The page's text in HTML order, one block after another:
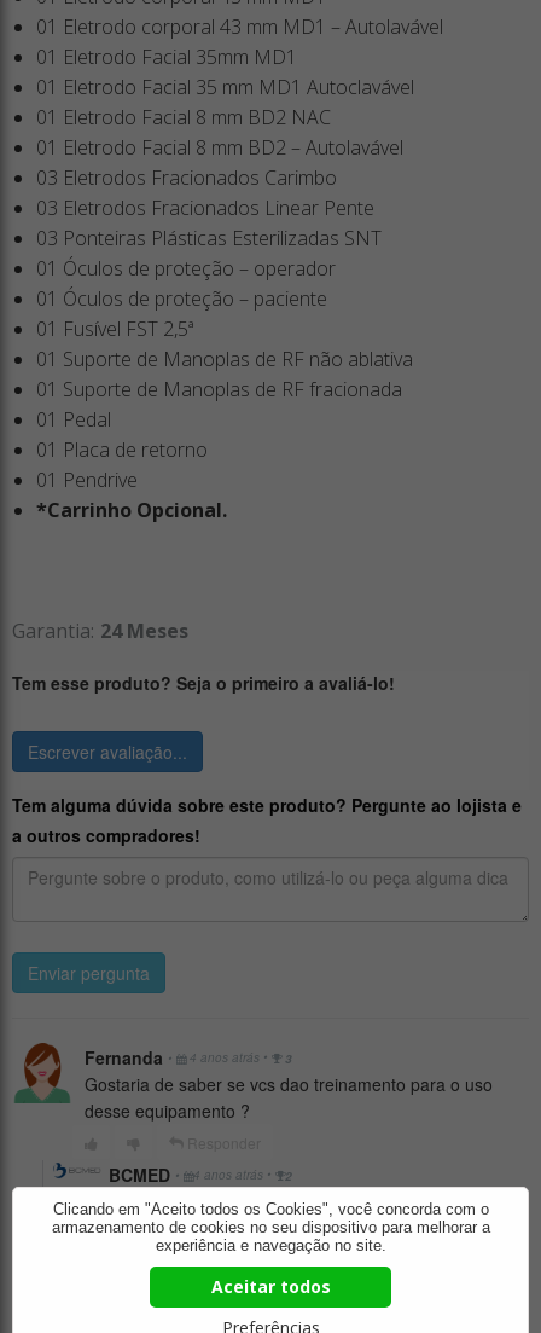
01 Eletrodo corporal 43 mm MD1 – Autolavável
01 Eletrodo Facial 35mm MD1
01 Eletrodo Facial 35 mm MD1 Autoclavável
01 Eletrodo Facial 8 mm BD2 NAC
01 Eletrodo Facial 8 mm BD2 – Autolavável
03 Eletrodos Fracionados Carimbo
03 Eletrodos Fracionados Linear Pente
03 Ponteiras Plásticas Esterilizadas SNT
01 Óculos de proteção – operador
01 Óculos de proteção – paciente
01 Fusível FST 2,5ª
01 Suporte de Manoplas de RF não ablativa
01 Suporte de Manoplas de RF fracionada
01 Pedal
01 Placa de retorno
01 Pendrive
*Carrinho Opcional.
Garantia: 24 Meses
Tem esse produto? Seja o primeiro a avaliá-lo!
Escrever avaliação...
Tem alguma dúvida sobre este produto? Pergunte ao lojista e
a outros compradores!
Enviar pergunta
Fernanda • 4 anos atrás • 3
Gostaria de saber se vcs dao treinamento para o uso
desse equipamento ?
BCMED • 4 anos atrás • 2
Olá Fernanda !
Sim, é oferecido o treinamento com as consultoras
especialistas da BCMED.
Atenciosamente, Equipe BCMED (11) 4502-1157 ou
0800-878-0246
Clicando em "Aceito todos os Cookies", você concorda com o
armazenamento de cookies no seu dispositivo para melhorar a
experiência e navegação no site.
Preferências
Aceitar todos